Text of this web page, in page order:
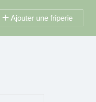
Ajouter une friperie